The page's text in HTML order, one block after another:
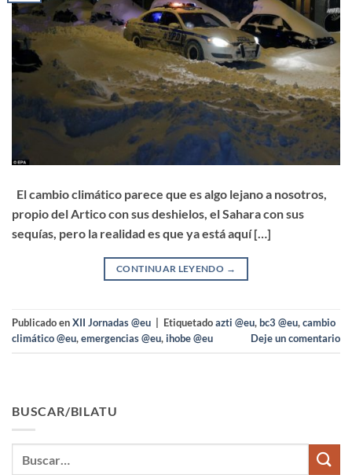
El cambio climático parece que es algo lejano a nosotros,
propio del Artico con sus deshielos, el Sahara con sus
sequías, pero la realidad es que ya está aquí […]
CONTINUAR LEYENDO →
Publicado enXII Jornadas @eu Etiquetadoazti @eu,bc3 @eu,cambio
climático @eu,emergencias @eu,ihobe @eu Deje un comentario
BUSCAR/BILATU